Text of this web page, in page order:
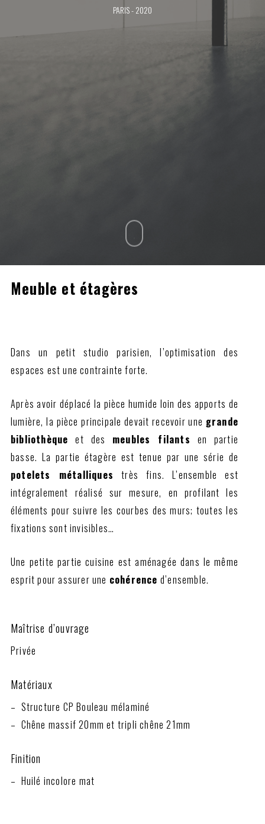
PARIS - 2020
Meuble et étagères
Dans un petit studio parisien, l’optimisation des
espaces est une contrainte forte.
Après avoir déplacé la pièce humide loin des apports de
lumière, la pièce principale devait recevoir une grande
bibliothèque et des meubles filants en partie
basse. La partie étagère est tenue par une série de
potelets métalliques très fins. L’ensemble est
intégralement réalisé sur mesure, en profilant les
éléments pour suivre les courbes des murs; toutes les
fixations sont invisibles…
Une petite partie cuisine est aménagée dans le même
esprit pour assurer une cohérence d’ensemble.
Maîtrise d’ouvrage
Privée
Matériaux
– Structure CP Bouleau mélaminé
– Chêne massif 20mm et tripli chêne 21mm
Finition
– Huilé incolore mat